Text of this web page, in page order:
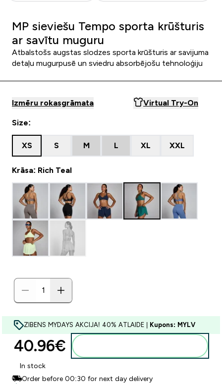
MP sieviešu Tempo sporta krūšturis
ar savītu muguru
Atbalstošs augstas slodzes sporta krūšturis ar savijuma
detaļu mugurpusē un sviedru absorbējošu tehnoloģiju
Izmēru rokasgrāmata Virtual Try-On
Size:
XS S M L XL XXL
Krāsa: Rich Teal
ZIBENS MYDAYS AKCIJA! 40% ATLAIDE | Kupons: MYLV
40.96€‎
In stock
Order before 00:30 for next day delivery